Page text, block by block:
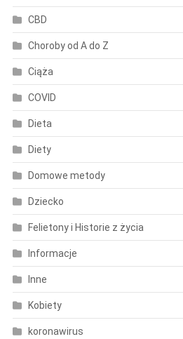
CBD
Choroby od A do Z
Ciąża
COVID
Dieta
Diety
Domowe metody
Dziecko
Felietony i Historie z życia
Informacje
Inne
Kobiety
koronawirus